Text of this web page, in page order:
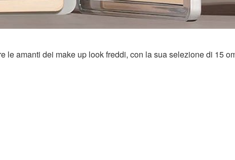
le amanti dei make up look freddi, con la sua selezione di 15